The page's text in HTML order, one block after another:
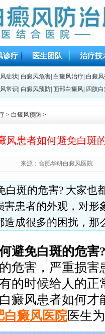
诊疗 医生团队 治疗技
症状 白癜风危害 白癜风治疗 白癜
常识 白癜风预防 面部白癜风 四肢
> 白癜风预防 >
风患者如何避免白斑
来源：合肥华研白癜风医院
白斑的危害? 大家也
患者的外观，对形
造成很多的困扰，那
避免白斑的危害
危害，严重损害
的时候给人的正
癜风患者如何
白癜风医院医生